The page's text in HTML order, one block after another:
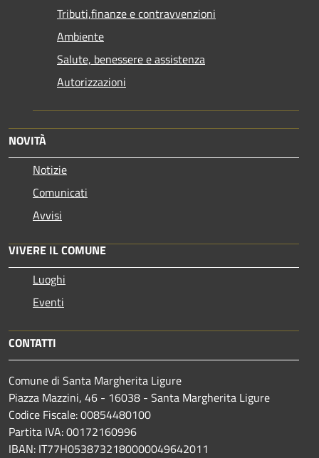
Tributi,finanze e contravvenzioni
Ambiente
Salute, benessere e assistenza
Autorizzazioni
NOVITÀ
Notizie
Comunicati
Avvisi
VIVERE IL COMUNE
Luoghi
Eventi
CONTATTI
Comune di Santa Margherita Ligure
Piazza Mazzini, 46 - 16038 - Santa Margherita Ligure
Codice Fiscale: 00854480100
Partita IVA: 00172160996
IBAN: IT77H0538732180000049642011